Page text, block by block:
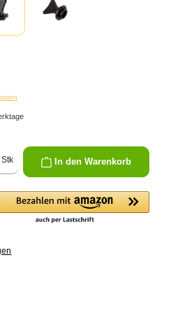
Wert ein oder benutze die Schaltflächen um
Stk In den Warenkorb